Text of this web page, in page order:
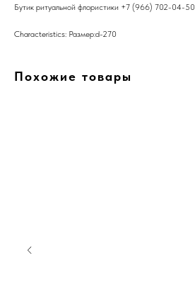
Бутик ритуальной флористики +7 (966) 702-04-50
Characteristics: Размер:d-270
Похожие товары